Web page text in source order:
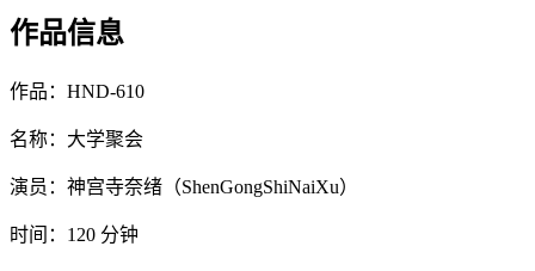
作品信息
作品：HND-610
名称：大学聚会
演员：神宫寺奈绪（ShenGongShiNaiXu）
时间：120 分钟